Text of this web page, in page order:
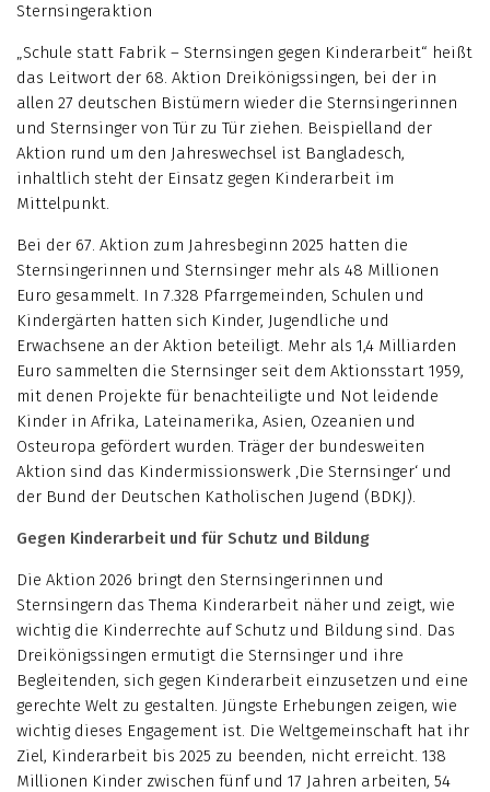
Sternsingeraktion
„Schule statt Fabrik – Sternsingen gegen Kinderarbeit“ heißt
das Leitwort der 68. Aktion Dreikönigssingen, bei der in
allen 27 deutschen Bistümern wieder die Sternsingerinnen
und Sternsinger von Tür zu Tür ziehen. Beispielland der
Aktion rund um den Jahreswechsel ist Bangladesch,
inhaltlich steht der Einsatz gegen Kinderarbeit im
Mittelpunkt.
Bei der 67. Aktion zum Jahresbeginn 2025 hatten die
Sternsingerinnen und Sternsinger mehr als 48 Millionen
Euro gesammelt. In 7.328 Pfarrgemeinden, Schulen und
Kindergärten hatten sich Kinder, Jugendliche und
Erwachsene an der Aktion beteiligt. Mehr als 1,4 Milliarden
Euro sammelten die Sternsinger seit dem Aktionsstart 1959,
mit denen Projekte für benachteiligte und Not leidende
Kinder in Afrika, Lateinamerika, Asien, Ozeanien und
Osteuropa gefördert wurden. Träger der bundesweiten
Aktion sind das Kindermissionswerk ‚Die Sternsinger‘ und
der Bund der Deutschen Katholischen Jugend (BDKJ).
Gegen Kinderarbeit und für Schutz und Bildung
Die Aktion 2026 bringt den Sternsingerinnen und
Sternsingern das Thema Kinderarbeit näher und zeigt, wie
wichtig die Kinderrechte auf Schutz und Bildung sind. Das
Dreikönigssingen ermutigt die Sternsinger und ihre
Begleitenden, sich gegen Kinderarbeit einzusetzen und eine
gerechte Welt zu gestalten. Jüngste Erhebungen zeigen, wie
wichtig dieses Engagement ist. Die Weltgemeinschaft hat ihr
Ziel, Kinderarbeit bis 2025 zu beenden, nicht erreicht. 138
Millionen Kinder zwischen fünf und 17 Jahren arbeiten, 54